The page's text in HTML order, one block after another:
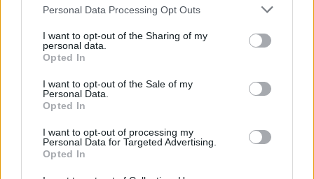
Please note that this website/app uses one or more Google
not limited to your visit or usage behaviour. You may click to
grant or deny consent to Google and its third-party tags to
use your data for below specified purposes in below Google
consent section.
Personal Data Processing Opt Outs
I want to opt-out of the Sharing of my
personal data.
Opted In
I want to opt-out of the Sale of my
Personal Data.
Opted In
I want to opt-out of processing my
Personal Data for Targeted Advertising.
Opted In
Gallura, finti clienti svuotano le suite: furto da
50mila nel resort
Meteo Olbia 7 agosto, sole e caldo tornano
protagonisti
Test tunnel Olbia: rampe chiuse ancora fino a